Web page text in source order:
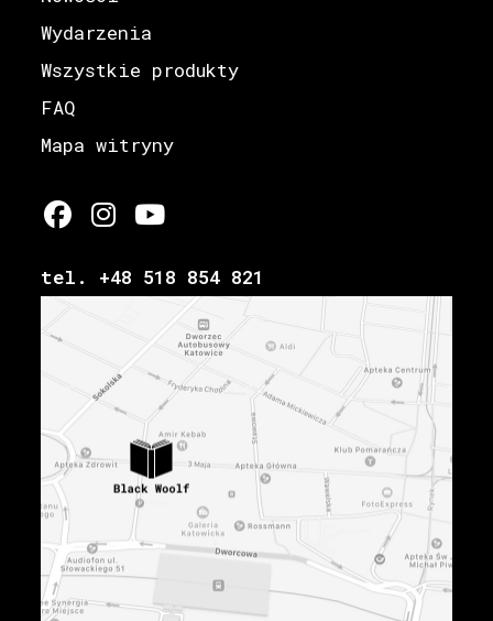
Wydarzenia
Wszystkie produkty
FAQ
Mapa witryny
tel. +48 518 854 821